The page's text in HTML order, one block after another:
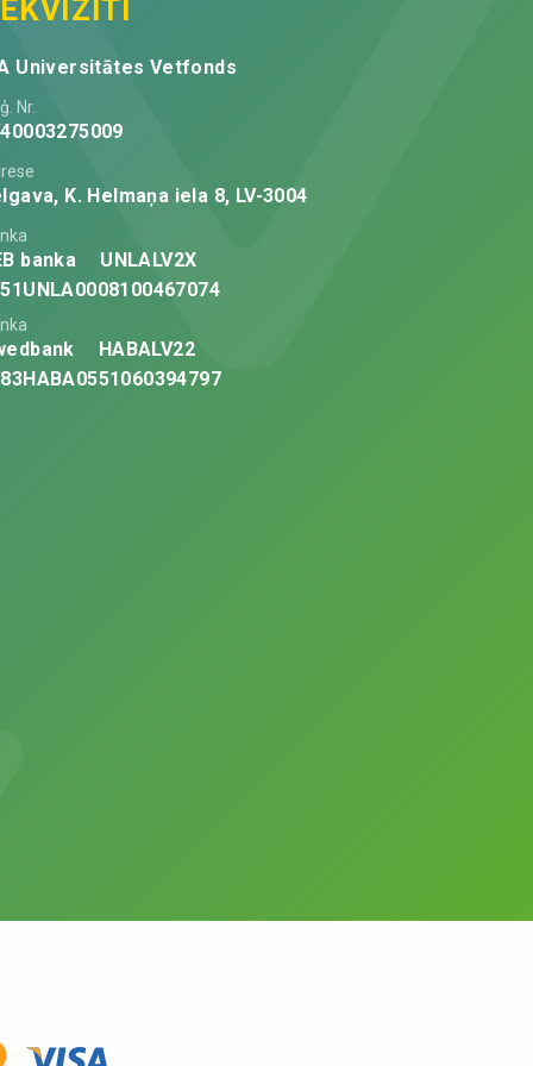
Universitātes Vetfonds
Nr.
K. Helmaņa iela 8, LV-3004
banka
UNLALV2X
HABALV22